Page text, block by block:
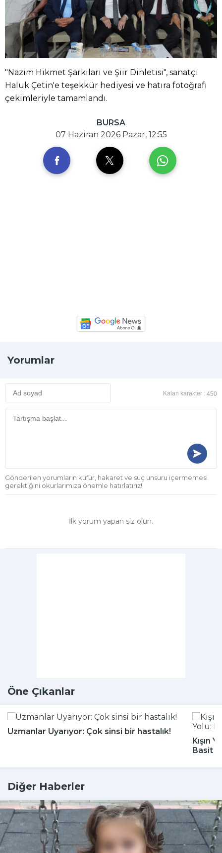
"Nazım Hikmet Şarkıları ve Şiir Dinletisi", sanatçı
Haluk Çetin'e teşekkür hediyesi ve hatıra fotoğrafı
çekimleriyle tamamlandı.
BURSA
07 Haziran 2026 Pazar, 12:55
Yorumlar
Kalan karakter : 450
Gönderilen yorumların küfür, hakaret ve suç unsuru içermemesi
gerektiğini okurlarımıza önemle hatırlatırız!
İlk yorum yapan siz olun.
Öne Çıkanlar
Uzmanlar Uyarıyor: Çok sinsi bir hastalık!
Kışın
Basit
Diğer Haberler